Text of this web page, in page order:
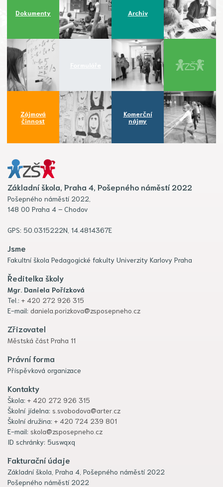
Dokumenty Archiv
Zájmová
činnost
Komerční
nájmy
Základní škola, Praha 4, Pošepného náměstí 2022
Pošepného náměstí 2022,
148 00 Praha 4 – Chodov
GPS: 50.0315222N, 14.4814367E
Jsme
Fakultní škola Pedagogické fakulty Univerzity Karlovy Praha
Ředitelka školy
Mgr. Daniela Pořízková
Tel.: + 420 272 926 315
E-mail: daniela.porizkova@zsposepneho.cz
Zřizovatel
Městská část Praha 11
Právní forma
Příspěvková organizace
Kontakty
Škola: + 420 272 926 315
Školní jídelna: s.svobodova@arter.cz
Školní družina: + 420 724 239 801
E-mail: skola@zsposepneho.cz
ID schránky: 5uswqxq
Fakturační údaje
Základní škola, Praha 4, Pošepného náměstí 2022
Pošepného náměstí 2022